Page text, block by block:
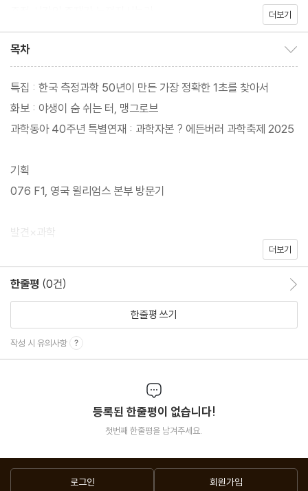
더보기
목차
특집 : 한국 측정과학 50년이 만든 가장 정확한 1초를 찾아서
화보 : 야생이 숨 쉬는 터, 맹그로브
과학동아 40주년 특별연재 : 과학자본 ? 에든버러 과학축제 2025
기획
076 F1, 영국 윌리엄스 본부 방문기
발견×과학
070 언제나 똑바로 서는 물체에 관하여
028 태양의 힘으로 호주 대륙 종단, 월드솔라챌린지
096 친환경과 AI, 에너지가 가야 할 길
106 양자역학 도장깨기 ｜ ? 양자물질과 양자거리
120 기후 디스토피아 ｜ ? Tsurugi
더보기
한줄평 (0건)
한줄평 쓰기
작성 시 유의사항
등록된 한줄평이 없습니다!
첫번째 한줄평을 남겨주세요.
로그인 회원가입